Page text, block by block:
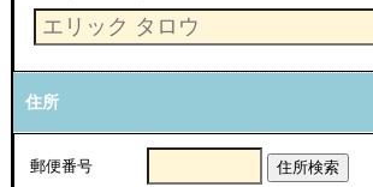
住所
郵便番号 住所検索